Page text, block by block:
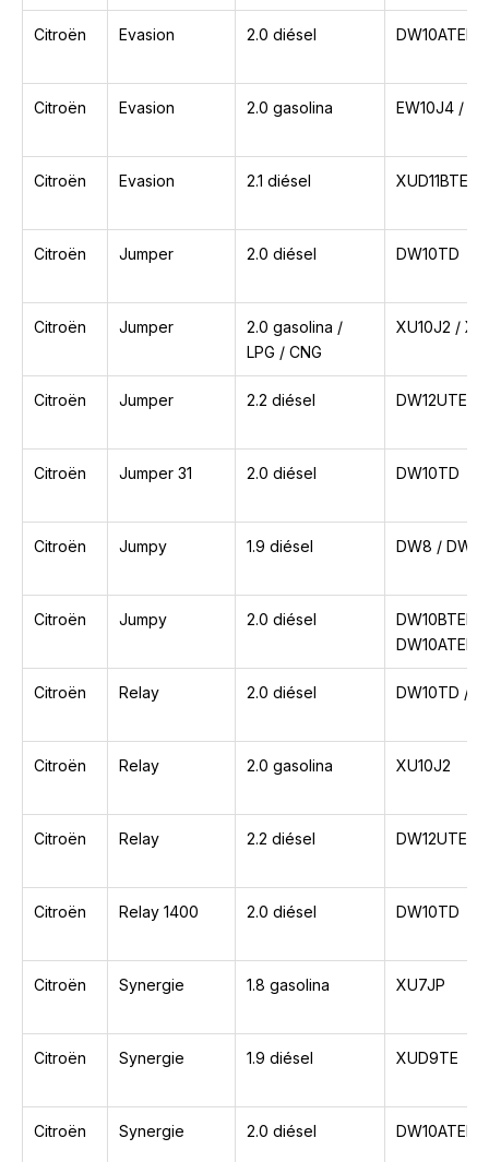
Citroën Evasion 2.0 diésel DW10ATED
Citroën Evasion 2.0 gasolina EW10J4 /
Citroën Evasion 2.1 diésel XUD11BTE
Citroën Jumper 2.0 diésel DW10TD
Citroën Jumper
2.0 gasolina /
LPG / CNG
XU10J2 /
Citroën Jumper 2.2 diésel DW12UTED
Citroën Jumper 31 2.0 diésel DW10TD
Citroën Jumpy 1.9 diésel DW8 /
Citroën Jumpy 2.0 diésel
DW10BTED
DW10ATED4
Citroën Relay 2.0 diésel DW10TD /
Citroën Relay 2.0 gasolina XU10J2
Citroën Relay 2.2 diésel DW12UTED
Citroën Relay 1400 2.0 diésel DW10TD
Citroën Synergie 1.8 gasolina XU7JP
Citroën Synergie 1.9 diésel XUD9TE
Citroën Synergie 2.0 diésel DW10ATED